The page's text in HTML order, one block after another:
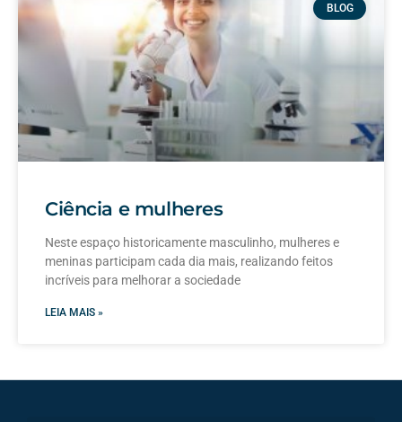
BLOG
Ciência e mulheres
Neste espaço historicamente masculinho, mulheres e
meninas participam cada dia mais, realizando feitos
incríveis para melhorar a sociedade
LEIA MAIS »